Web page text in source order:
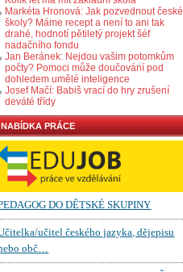
Markéta Hronová: Jak pozvednout české
školy? Máme recept a není to ani tak
drahé, hodnotí pětiletý projekt šéf
nadačního fondu
Jan Beránek: Nejdou vašim potomkům
počty? Pomoci může doučování pod
dohledem umělé inteligence
Josef Mačí: Babiš vrací do hry zrušení
deváté třídy
NABÍDKA PRÁCE